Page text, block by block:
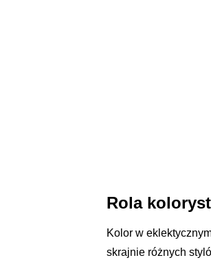
Rola
Kolor w
skrajnie różnych